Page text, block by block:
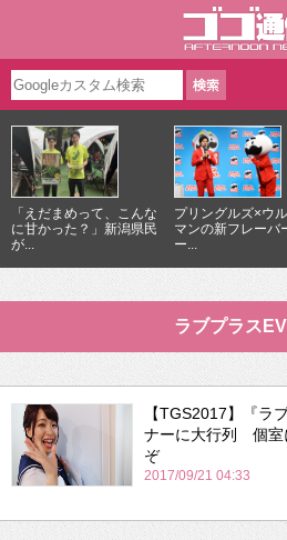
「えだまめって、こんな
に甘かった？」新潟県民
が...
プリングルズ×ウ
マンの新フレーバ
ー...
ラブプラス
【TGS2017】『ラ
ナーに大行列 個室
ぞ
2017/09/21 04:33